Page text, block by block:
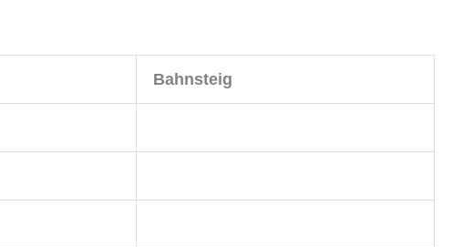
Bahnsteig